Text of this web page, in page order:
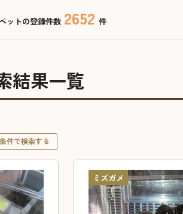
ットの登録件数 2652 件
結果一覧
件で検索する
ミズガメ